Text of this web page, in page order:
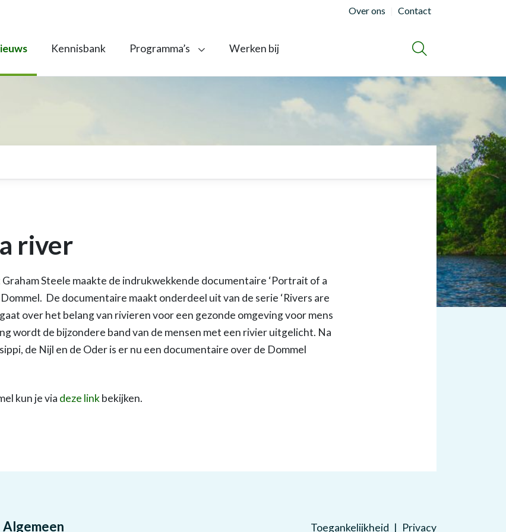
Over ons Contact
Kennisbank Programma’s Werken bij ZOEKEN
river
Steele maakte de indrukwekkende documentaire ‘Portrait of a
De documentaire maakt onderdeel uit van de serie ‘Rivers are
over het belang van rivieren voor een gezonde omgeving voor mens
wordt de bijzondere band van de mensen met een rivier uitgelicht. Na
de Nijl en de Oder is er nu een documentaire over de Dommel
kun je via deze linkbekijken.
Algemeen Toegankelijkheid Privacy